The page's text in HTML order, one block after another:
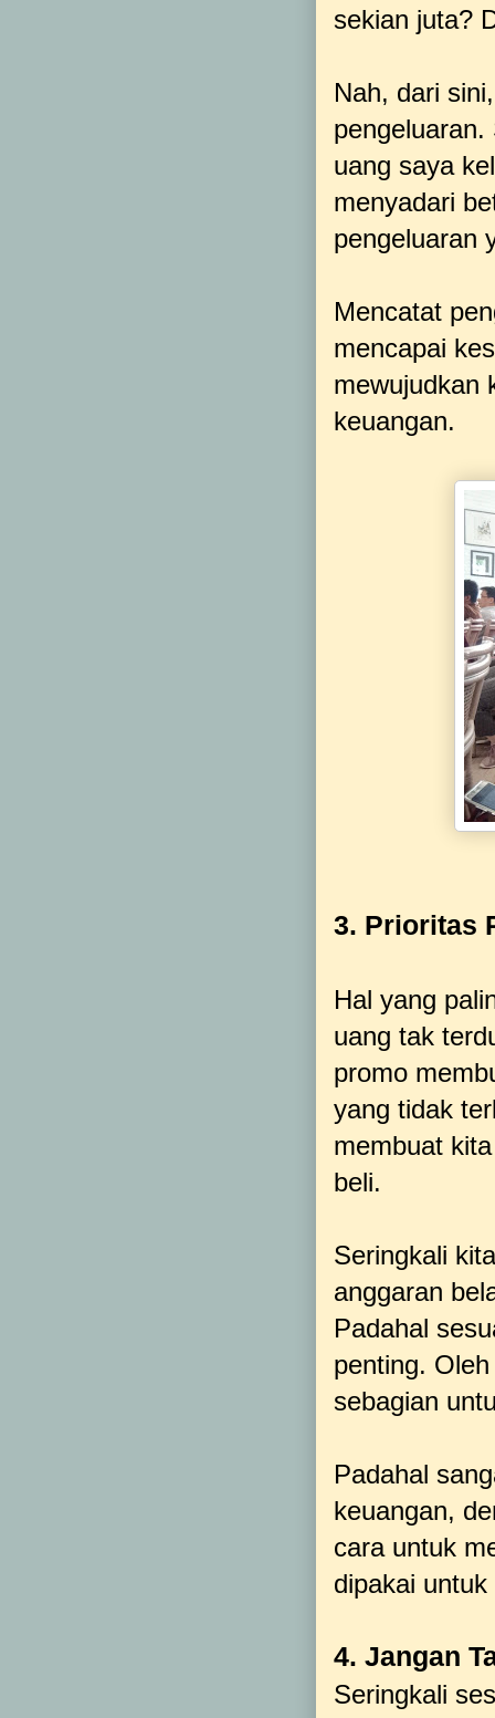
sekian juta?
Nah, dari
uang saya
menyadari
pengeluaran
Mencatat
mencapai
mewujudkan
keuangan.
3. Prioritas
Hal yang
uang tak
promo
yang tidak
membuat
beli.
Seringkali
anggaran
Padahal
penting.
sebagian
Padahal
keuangan,
cara untuk
dipakai
4. Jangan
Seringkali